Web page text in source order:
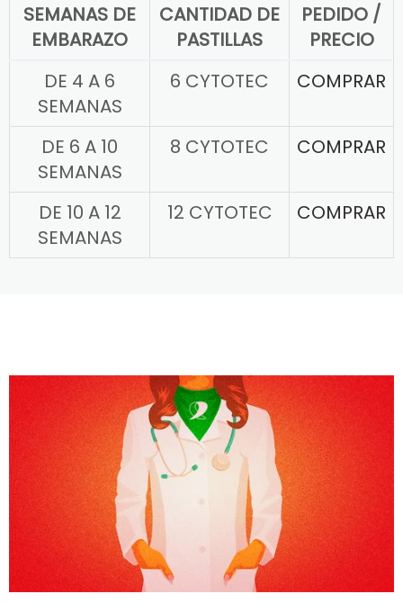
SEMANAS DE
EMBARAZO
CANTIDAD DE
PASTILLAS
PEDIDO /
PRECIO
DE 4 A 6
SEMANAS
6 CYTOTEC COMPRAR
DE 6 A 10
SEMANAS
8 CYTOTEC COMPRAR
DE 10 A 12
SEMANAS
12 CYTOTEC COMPRAR